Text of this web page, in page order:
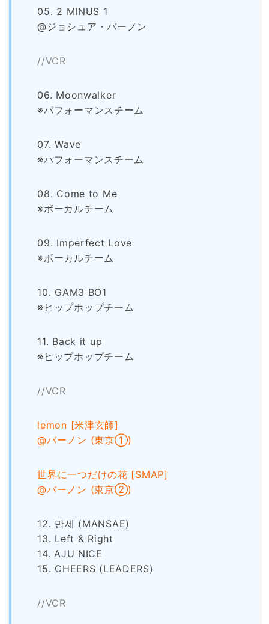
05. 2 MINUS 1
@ジョシュア・バーノン
//VCR
06. Moonwalker
※パフォーマンスチーム
07. Wave
※パフォーマンスチーム
08. Come to Me
※ボーカルチーム
09. Imperfect Love
※ボーカルチーム
10. GAM3 BO1
※ヒップホップチーム
11. Back it up
※ヒップホップチーム
//VCR
lemon [米津玄師]
@バーノン (東京①)
世界に一つだけの花 [SMAP]
@バーノン (東京②)
12. 만세 (MANSAE)
13. Left & Right
14. AJU NICE
15. CHEERS (LEADERS)
//VCR